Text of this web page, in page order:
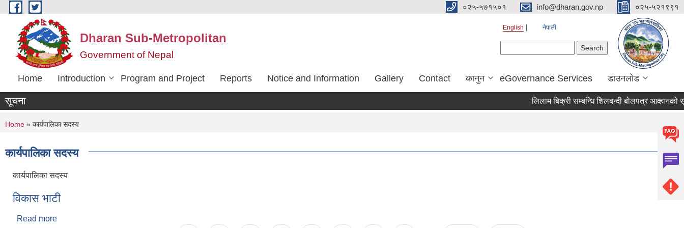
Skip to main content ०२५-५७१५०१ info@dharan.gov.np ०२५-५२१९९१
Dharan Sub-Metropolitan
Government of Nepal
English नेपाली
Home Introduction Program and Project Reports Notice and Information Gallery Contact कानुन eGovernance Services डाउनलोड
सूचना लिलाम बिक्री सम्बन्धि शिलबन्दी
You are here
Home » कार्यपालिका सदस्य
कार्यपालिका सदस्य
कार्यपालिका सदस्य
विकास भाटी
Read more